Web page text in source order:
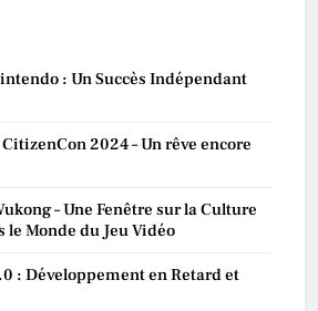
: Un Succès Indépendant
2024 – Un rêve encore
– Une Fenêtre sur la Culture
le Monde du Jeu Vidéo
: Développement en Retard et